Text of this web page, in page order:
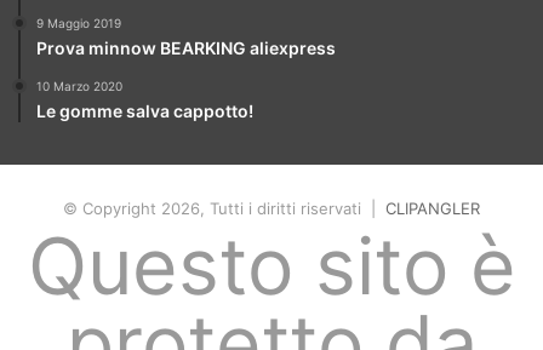
9 Maggio 2019
Prova minnow BEARKING aliexpress
10 Marzo 2020
Le gomme salva cappotto!
© Copyright 2026, Tutti i diritti riservati | CLIPANGLER
Questo sito è